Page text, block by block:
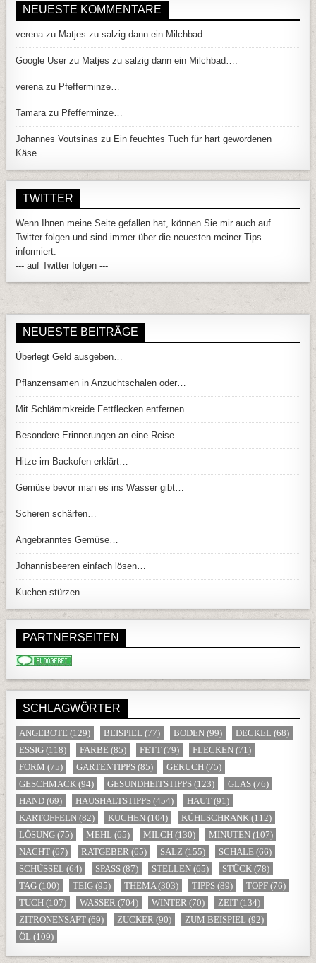
NEUESTE KOMMENTARE
verenazu Matjes zu salzig dann ein Milchbad….
Google User zu Matjes zu salzig dann ein Milchbad….
verenazu Pfefferminze…
Tamarazu Pfefferminze…
Johannes Voutsinas zu Ein feuchtes Tuch für hart gewordenen
Käse…
TWITTER
Wenn Ihnen meine Seite gefallen hat, können Sie mir auch auf
Twitter folgen und sind immer über die neuesten meiner Tips
informiert.
--- auf Twitter folgen ---
NEUESTE BEITRÄGE
Überlegt Geld ausgeben…
Pflanzensamen in Anzuchtschalen oder…
Mit Schlämmkreide Fettflecken entfernen…
Besondere Erinnerungen an eine Reise…
Hitze im Backofen erklärt…
Gemüse bevor man es ins Wasser gibt…
Scheren schärfen…
Angebranntes Gemüse…
Johannisbeeren einfach lösen…
Kuchen stürzen…
PARTNERSEITEN
SCHLAGWÖRTER
ANGEBOTE (129) BEISPIEL (77) BODEN (99) DECKEL (68)
ESSIG (118) FARBE (85) FETT (79) FLECKEN (71)
FORM (75) GARTENTIPPS (85) GERUCH (75)
GESCHMACK (94) GESUNDHEITSTIPPS (123) GLAS (76)
HAND (69) HAUSHALTSTIPPS (454) HAUT (91)
KARTOFFELN (82) KUCHEN (104) KÜHLSCHRANK (112)
LÖSUNG (75) MEHL (65) MILCH (130) MINUTEN (107)
NACHT (67) RATGEBER (65) SALZ (155) SCHALE (66)
SCHÜSSEL (64) SPASS (87) STELLEN (65) STÜCK (78)
TAG (100) TEIG (95) THEMA(303) TIPPS (89) TOPF (76)
TUCH (107) WASSER (704) WINTER (70) ZEIT (134)
ZITRONENSAFT (69) ZUCKER (90) ZUM BEISPIEL (92)
ÖL (109)